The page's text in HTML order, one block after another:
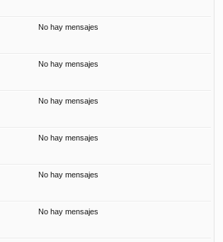
No hay mensajes
No hay mensajes
No hay mensajes
No hay mensajes
No hay mensajes
No hay mensajes